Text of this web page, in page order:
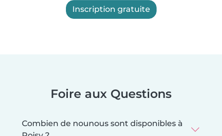
Inscription gratuite
Foire aux Questions
Combien de nounous sont disponibles à